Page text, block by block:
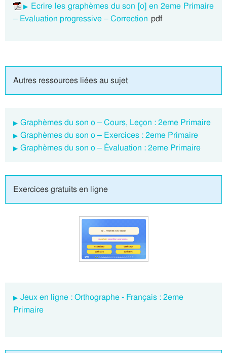
Ecrire les graphèmes du son [o] en 2eme Primaire
– Evaluation progressive – Correction pdf
Autres ressources liées au sujet
Graphèmes du son o – Cours, Leçon : 2eme Primaire
Graphèmes du son o – Exercices : 2eme Primaire
Graphèmes du son o – Évaluation : 2eme Primaire
Exercices gratuits en ligne
Jeux en ligne : Orthographe - Français : 2eme
Primaire